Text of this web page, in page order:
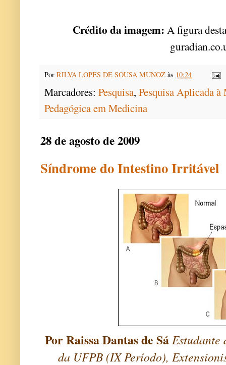
Crédito da imagem: A figura
Por RILVA LOPES DE SOUSA MUNOZ às 10:24
Marcadores: Pesquisa, Pesquisa Aplicada
Pedagógica em Medicina
28 de agosto de 2009
Síndrome do Intestino Irritável
Por Raissa Dantas de Sá Estudante
da UFPB (IX Período),